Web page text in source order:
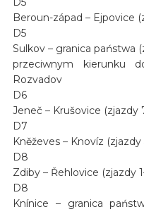
Beroun-západ – Ejpovice
D5
Sulkov – granica państwa
przeciwnym kierunku
Rozvadov
D6
Jeneč – Krušovice (zjazdy
D7
Kněževes – Knovíz (zjazdy
D8
Zdiby – Řehlovice (zjazdy
D8
Knínice – granica